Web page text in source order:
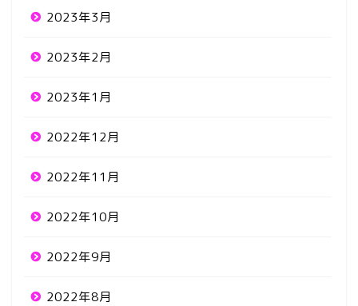
2023年3月
2023年2月
2023年1月
2022年12月
2022年11月
2022年10月
2022年9月
2022年8月